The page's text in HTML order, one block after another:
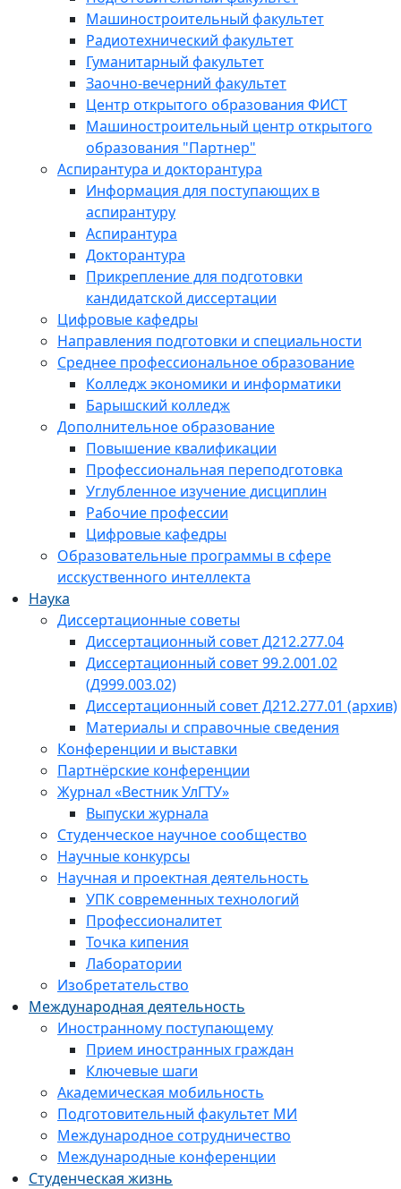
Машиностроительный факультет
Радиотехнический факультет
Гуманитарный факультет
Заочно-вечерний факультет
Центр открытого образования ФИСТ
Машиностроительный центр открытого
образования "Партнер"
Аспирантура и докторантура
Информация для поступающих в
аспирантуру
Аспирантура
Докторантура
Прикрепление для подготовки
кандидатской диссертации
Цифровые кафедры
Направления подготовки и специальности
Среднее профессиональное образование
Колледж экономики и информатики
Барышский колледж
Дополнительное образование
Повышение квалификации
Профессиональная переподготовка
Углубленное изучение дисциплин
Рабочие профессии
Цифровые кафедры
Образовательные программы в сфере
исскуственного интеллекта
Наука
Диссертационные советы
Диссертационный совет Д212.277.04
Диссертационный совет 99.2.001.02
(Д999.003.02)
Диссертационный совет Д212.277.01 (архив)
Материалы и справочные сведения
Конференции и выставки
Партнёрские конференции
Журнал «Вестник УлГТУ»
Выпуски журнала
Студенческое научное сообщество
Научные конкурсы
Научная и проектная деятельность
УПК современных технологий
Профессионалитет
Точка кипения
Лаборатории
Изобретательство
Международная деятельность
Иностранному поступающему
Прием иностранных граждан
Ключевые шаги
Академическая мобильность
Подготовительный факультет МИ
Международное сотрудничество
Международные конференции
Студенческая жизнь